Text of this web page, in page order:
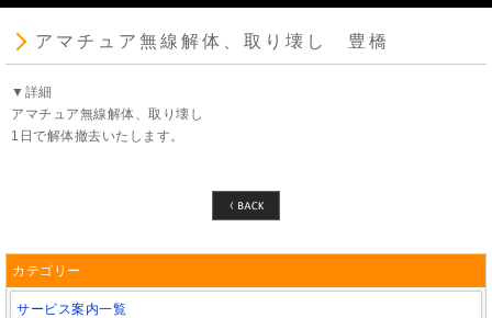
アマチュア無線解体、取り壊し 豊橋
▼詳細
アマチュア無線解体、取り壊し
1日で解体撤去いたします。
カテゴリー
サービス案内一覧